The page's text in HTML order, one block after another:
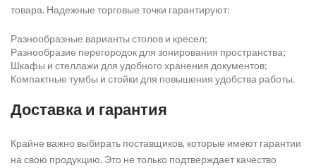
товара. Надежные торговые точки гарантируют:
Разнообразные варианты столов и кресел;
Разнообразие перегородок для зонирования пространства;
Шкафы и стеллажи для удобного хранения документов;
Компактные тумбы и стойки для повышения удобства работы.
Доставка и гарантия
Крайне важно выбирать поставщиков, которые имеют гарантии
на свою продукцию. Это не только подтверждает качество